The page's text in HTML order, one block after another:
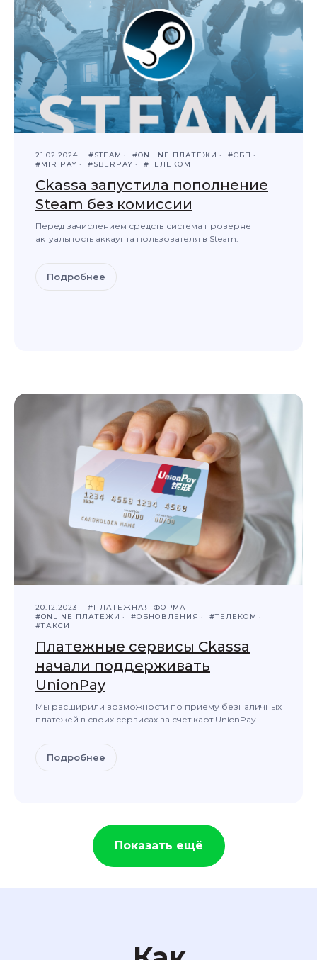
21.02.2024 #STEAM #ONLINE ПЛАТЕЖИ
#СБП
#MIR PAY
#SBERPAY #ТЕЛЕКОМ
Ckassa запустила пополнение
Steam без комиссии
Перед зачислением средств система проверяет
актуальность аккаунта пользователя в Steam.
Подробнее
20.12.2023
#ПЛАТЕЖНАЯ ФОРМА
#ONLINE ПЛАТЕЖИ
#ОБНОВЛЕНИЯ
#ТЕЛЕКОМ
#ТАКСИ
Платежные сервисы Ckassa
начали поддерживать
UnionPay
Мы расширили возможности по приему безналичных
платежей в своих сервисах за счет карт UnionPay
Подробнее
Показать ещё
Мультиэквайринг и доступность
сервиса 99,97%. Банки-партнеры
не находятся под санкциями
Антифрод система, которая
мониторит и предотвращает
любые атаки мошенников
Ежедневная техническая
поддержка в режиме 24/7. С вами
будет общаться наш сотрудник,
а не бот или нейросеть
и наша команда свяжется с вами